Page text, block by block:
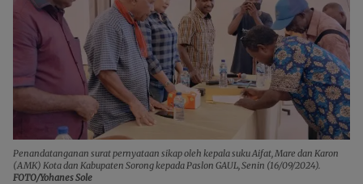
Penandatanganan surat pernyataan sikap oleh kepala suku Aifat, Mare dan Karon
(AMK) Kota dan Kabupaten Sorong kepada Paslon GAUL, Senin (16/09/2024).
FOTO/Yohanes Sole